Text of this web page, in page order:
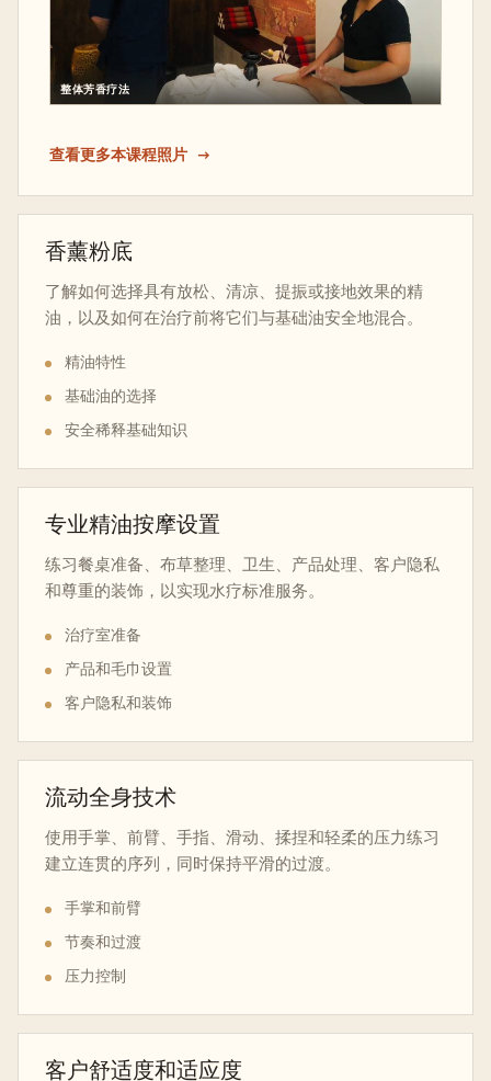
整体芳香疗法
查看更多本课程照片
香薰粉底
了解如何选择具有放松、清凉、提振或接地效果的精
油，以及如何在治疗前将它们与基础油安全地混合。
精油特性
基础油的选择
安全稀释基础知识
专业精油按摩设置
练习餐桌准备、布草整理、卫生、产品处理、客户隐私
和尊重的装饰，以实现水疗标准服务。
治疗室准备
产品和毛巾设置
客户隐私和装饰
流动全身技术
使用手掌、前臂、手指、滑动、揉捏和轻柔的压力练习
建立连贯的序列，同时保持平滑的过渡。
手掌和前臂
节奏和过渡
压力控制
客户舒适度和适应度